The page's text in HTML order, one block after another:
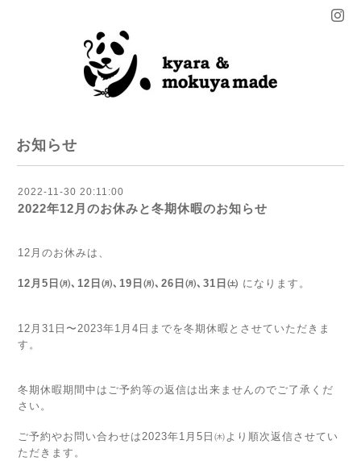
お知らせ
2022-11-30 20:11:00
2022年12月のお休みと冬期休暇のお知らせ
12月のお休みは、
12月5 日 ㈪､12 日 ㈪､19 日 ㈪､26 日 ㈪､31日㈯ になります。
12月31日〜2023年1月4日までを冬期休暇とさせていただきま
す。
冬期休暇期間中はご予約等の返信は出来ませんのでご了承くだ
さい。
ご予約やお問い合わせは2023年1月5日㈭より順次返信させてい
ただきます。